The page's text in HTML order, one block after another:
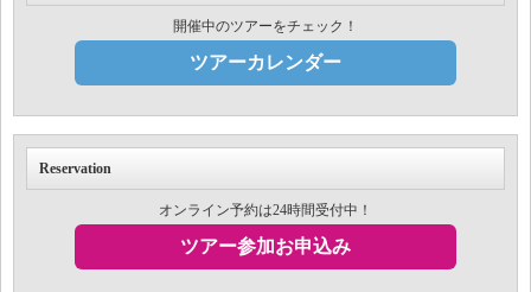
開催中のツアーをチェック！
ツアーカレンダー
Reservation
オンライン予約は24時間受付中！
ツアー参加お申込み